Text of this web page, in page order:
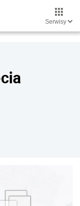
Serwisy